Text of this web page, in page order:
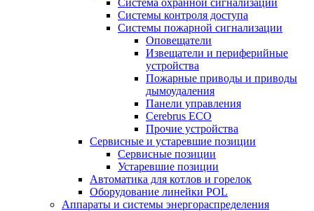
Система охранной сигнализации
Системы контроля доступа
Системы пожарной сигнализации
Оповещатели
Извещатели и периферийные
устройства
Пожарные приводы и приводы
дымоудаления
Панели управления
Cerebrus ECO
Прочие устройства
Сервисные и устаревшие позиции
Сервисные позиции
Устаревшие позиции
Автоматика для котлов и горелок
Оборудование линейки POL
Аппараты и системы энергораспределения